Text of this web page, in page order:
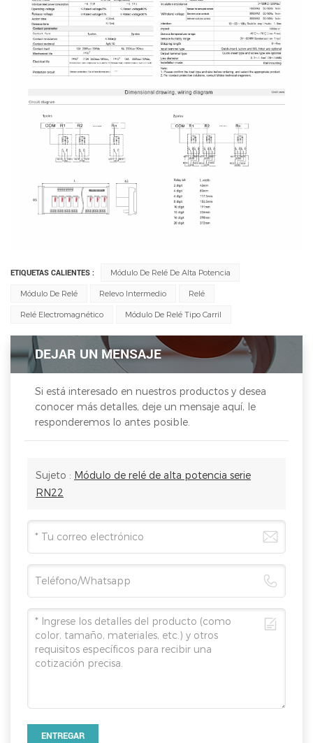
ETIQUETAS CALIENTES : Módulo De Relé De Alta Potencia
Módulo De Relé Relevo Intermedio Relé
Relé Electromagnético Módulo De Relé Tipo Carril
DEJAR UN MENSAJE
Si está interesado en nuestros productos y desea
conocer más detalles, deje un mensaje aquí, le
responderemos lo antes posible.
Sujeto : Módulo de relé de alta potencia serie
RN22
ENTREGAR